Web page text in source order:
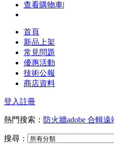
查看購物車|
首頁
新品上架
常見問題
優惠活動
技術公報
商店資料
登入註冊
熱門搜索： 防火牆adobe 合輯遠
搜尋：